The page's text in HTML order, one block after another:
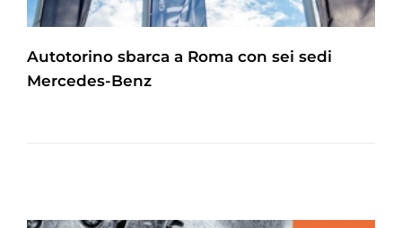
Autotorino sbarca a Roma con sei sedi
Mercedes-Benz